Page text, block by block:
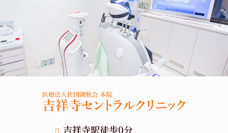
吉祥寺駅徒歩0分